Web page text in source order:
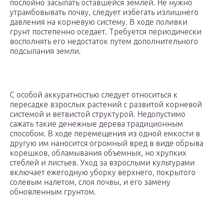
послойно засыпать оставшейся землей. Не нужно
утрамбовывать почву, следует избегать излишнего
давления на корневую систему. В ходе поливки
грунт постепенно оседает. Требуется периодически
восполнять его недостаток путем дополнительного
подсыпания земли.
С особой аккуратностью следует относиться к
пересадке взрослых растений с развитой корневой
системой и ветвистой структурой. Недопустимо
сажать такие денежные дерева традиционным
способом. В ходе перемещения из одной емкости в
другую им наносится огромный вред в виде обрыва
корешков, обламывания объемных, но хрупких
стеблей и листьев. Уход за взрослыми культурами
включает ежегодную уборку верхнего, покрытого
солевым налетом, слоя почвы, и его замену
обновленным грунтом.